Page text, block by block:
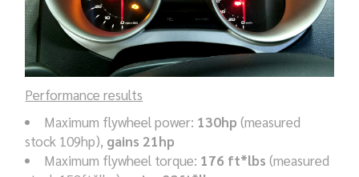
Performance results
Maximum flywheel power: 130hp (measured
stock 109hp), gains 21hp
Maximum flywheel torque: 176 ft*lbs (measured